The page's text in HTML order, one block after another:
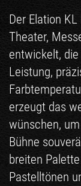
Der Elation
Theater,
entwickelt,
Leistung,
erzeugt das
wünschen,
Bühne
breiten
Pastelltönen